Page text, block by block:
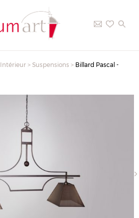
Intérieur > Suspensions > Billard Pascal -